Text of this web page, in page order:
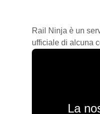
Rail Ninja è un
ufficiale di alcuna
La